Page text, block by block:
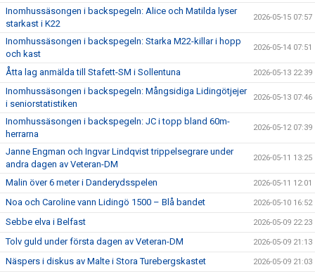
Inomhussäsongen i backspegeln: Alice och Matilda lyser
starkast i K22
2026-05-15 07:57
Inomhussäsongen i backspegeln: Starka M22-killar i hopp
och kast
2026-05-14 07:51
Åtta lag anmälda till Stafett-SM i Sollentuna 2026-05-13 22:39
Inomhussäsongen i backspegeln: Mångsidiga Lidingötjejer
i seniorstatistiken
2026-05-13 07:46
Inomhussäsongen i backspegeln: JC i topp bland 60m-
herrarna
2026-05-12 07:39
Janne Engman och Ingvar Lindqvist trippelsegrare under
andra dagen av Veteran-DM
2026-05-11 13:25
Malin över 6 meter i Danderydsspelen 2026-05-11 12:01
Noa och Caroline vann Lidingö 1500 – Blå bandet 2026-05-10 16:52
Sebbe elva i Belfast 2026-05-09 22:23
Tolv guld under första dagen av Veteran-DM 2026-05-09 21:13
Näspers i diskus av Malte i Stora Turebergskastet 2026-05-09 21:03